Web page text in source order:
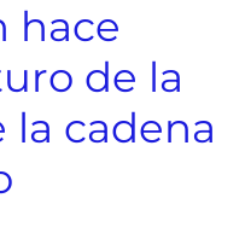
hace
de la
cadena